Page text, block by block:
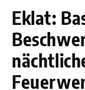
Eklat: